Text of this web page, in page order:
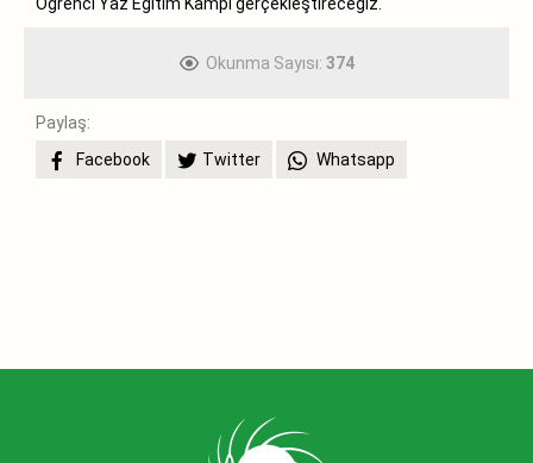
Okunma Sayısı: 374
Paylaş:
Facebook
Twitter Whatsapp